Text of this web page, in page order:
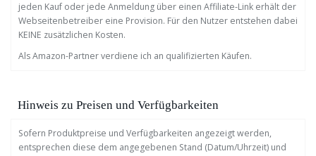
jeden Kauf oder jede Anmeldung über einen Affiliate-Link erhält der
Webseitenbetreiber eine Provision. Für den Nutzer entstehen dabei
KEINE zusätzlichen Kosten.
Als Amazon-Partner verdiene ich an qualifizierten Käufen.
Hinweis zu Preisen und Verfügbarkeiten
Sofern Produktpreise und Verfügbarkeiten angezeigt werden,
entsprechen diese dem angegebenen Stand (Datum/Uhrzeit) und